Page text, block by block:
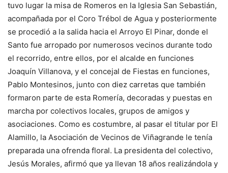
tuvo lugar la misa de Romeros en la Iglesia San Sebastián,
acompañada por el Coro Trébol de Agua y posteriormente
se procedió a la salida hacia el Arroyo El Pinar, donde el
Santo fue arropado por numerosos vecinos durante todo
el recorrido, entre ellos, por el alcalde en funciones
Joaquín Villanova, y el concejal de Fiestas en funciones,
Pablo Montesinos, junto con diez carretas que también
formaron parte de esta Romería, decoradas y puestas en
marcha por colectivos locales, grupos de amigos y
asociaciones. Como es costumbre, al pasar el titular por El
Alamillo, la Asociación de Vecinos de Viñagrande le tenía
preparada una ofrenda floral. La presidenta del colectivo,
Jesús Morales, afirmó que ya llevan 18 años realizándola y